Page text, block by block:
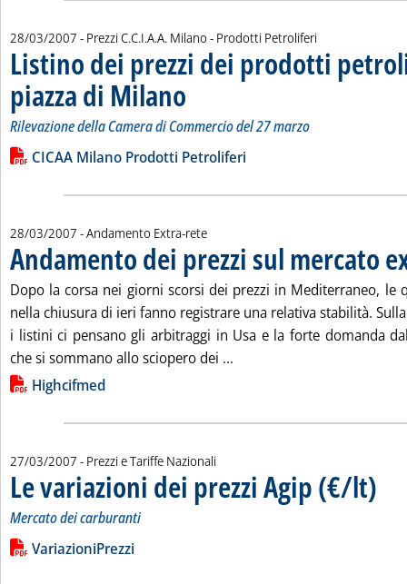
28/03/2007 - Prezzi C.C.I.A.A. Milano - Prodotti Petroliferi
Listino dei prezzi dei prodotti
piazza di Milano . Sottotitolo: Rilevazione della Camera di
. Pubblicata mercoledì 28 marzo 2007 alle 14.51.
Rilevazione della Camera di Commercio del 27 marzo
Leggi tutta la notizia: 'Listino dei prezzi dei prodotti
Lista allegati PDF alla notizia
CICAA Milano Prodotti Petroliferi
28/03/2007 - Andamento Extra-rete
Andamento dei prezzi sul mercato
Dopo la corsa nei giorni scorsi dei prezzi in Mediterraneo, le
nella chiusura di ieri fanno registrare una relativa stabilità.
i listini ci pensano gli arbitraggi in Usa e la forte domanda
che si sommano allo sciopero dei ...
Lista allegati PDF alla notizia
Highcifmed
27/03/2007 - Prezzi e Tariffe Nazionali
Le variazioni dei prezzi Agip (€/lt)
Mercato dei carburanti
Leggi tutta la notizia: 'Le variazioni dei prezzi Agip (€/lt)'
Lista allegati PDF alla notizia
VariazioniPrezzi